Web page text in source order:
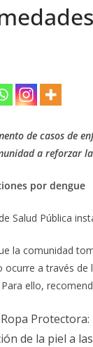
de casos de
a reforzar
por dengue
Salud Pública
la comunidad
ocurre a través de
ello,
de la piel a